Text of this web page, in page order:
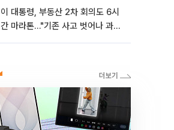
이 대통령, 부동산 2차 회의도 6시
간 마라톤…"기존 사고 벗어나 과감